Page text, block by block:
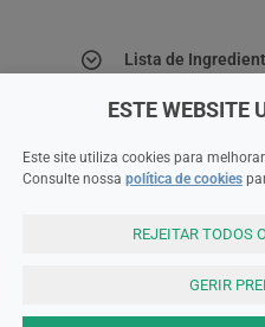
Lista de
ESTE WEBSITE
Este site utiliza cookies para
Consulte nossa política de cookies
REJEITAR TODOS
GERIR